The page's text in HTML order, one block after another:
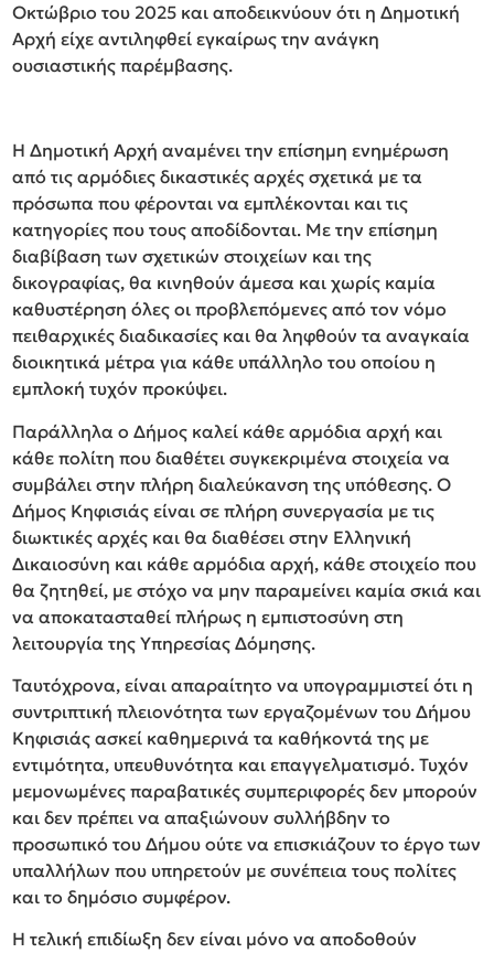
Οκτώβριο του 2025 και αποδεικνύουν ότι η Δημοτική
Αρχή είχε αντιληφθεί εγκαίρως την ανάγκη
ουσιαστικής παρέμβασης.
Η Δημοτική Αρχή αναμένει την επίσημη ενημέρωση
από τις αρμόδιες δικαστικές αρχές σχετικά με τα
πρόσωπα που φέρονται να εμπλέκονται και τις
κατηγορίες που τους αποδίδονται. Με την επίσημη
διαβίβαση των σχετικών στοιχείων και της
δικογραφίας, θα κινηθούν άμεσα και χωρίς καμία
καθυστέρηση όλες οι προβλεπόμενες από τον νόμο
πειθαρχικές διαδικασίες και θα ληφθούν τα αναγκαία
διοικητικά μέτρα για κάθε υπάλληλο του οποίου η
εμπλοκή τυχόν προκύψει.
Παράλληλα ο Δήμος καλεί κάθε αρμόδια αρχή και
κάθε πολίτη που διαθέτει συγκεκριμένα στοιχεία να
συμβάλει στην πλήρη διαλεύκανση της υπόθεσης. Ο
Δήμος Κηφισιάς είναι σε πλήρη συνεργασία με τις
διωκτικές αρχές και θα διαθέσει στην Ελληνική
Δικαιοσύνη και κάθε αρμόδια αρχή, κάθε στοιχείο που
θα ζητηθεί, με στόχο να μην παραμείνει καμία σκιά και
να αποκατασταθεί πλήρως η εμπιστοσύνη στη
λειτουργία της Υπηρεσίας Δόμησης.
Ταυτόχρονα, είναι απαραίτητο να υπογραμμιστεί ότι η
συντριπτική πλειονότητα των εργαζομένων του Δήμου
Κηφισιάς ασκεί καθημερινά τα καθήκοντά της με
εντιμότητα, υπευθυνότητα και επαγγελματισμό. Τυχόν
μεμονωμένες παραβατικές συμπεριφορές δεν μπορούν
και δεν πρέπει να απαξιώνουν συλλήβδην το
προσωπικό του Δήμου ούτε να επισκιάζουν το έργο των
υπαλλήλων που υπηρετούν με συνέπεια τους πολίτες
και το δημόσιο συμφέρον.
Η τελική επιδίωξη δεν είναι μόνο να αποδοθούν